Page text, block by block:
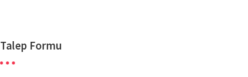
Talep Formu